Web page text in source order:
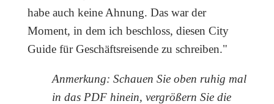
habe auch keine Ahnung. Das war der
Moment, in dem ich beschloss, diesen City
Guide für Geschäftsreisende zu schreiben."
Anmerkung: Schauen Sie oben ruhig mal
in das PDF hinein, vergrößern Sie die